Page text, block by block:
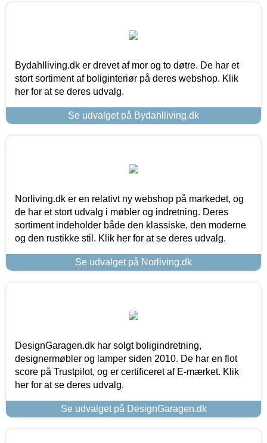
Bydahlliving.dk er drevet af mor og to døtre. De har et
stort sortiment af boliginteriør på deres webshop. Klik
her for at se deres udvalg.
Se udvalget på Bydahlliving.dk
Norliving.dk er en relativt ny webshop på markedet, og
de har et stort udvalg i møbler og indretning. Deres
sortiment indeholder både den klassiske, den moderne
og den rustikke stil. Klik her for at se deres udvalg.
Se udvalget på Norliving.dk
DesignGaragen.dk har solgt boligindretning,
designermøbler og lamper siden 2010. De har en flot
score på Trustpilot, og er certificeret af E-mærket. Klik
her for at se deres udvalg.
Se udvalget på DesignGaragen.dk